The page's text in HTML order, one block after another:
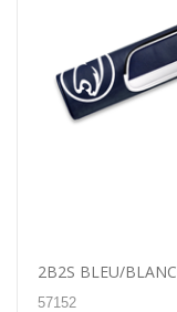
2B2S BLEU/BLANC
57152